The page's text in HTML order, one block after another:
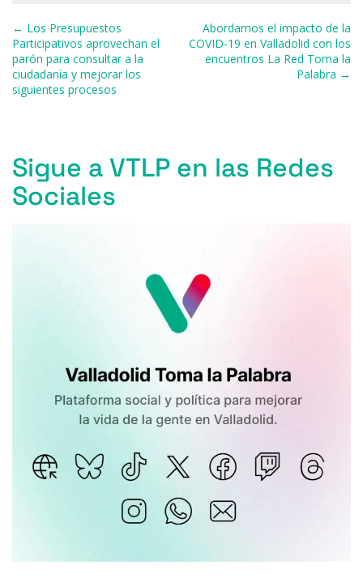
b
o
o
k
y
s
a
m
ar
ti
r
Navegación de entradas
← Los Presupuestos
Participativos aprovechan el
parón para consultar a la
ciudadanía y mejorar los
siguientes procesos
Abordamos el impacto de la
COVID-19 en Valladolid con los
encuentros La Red Toma la
Palabra →
Sigue a VTLP en las Redes
Sociales